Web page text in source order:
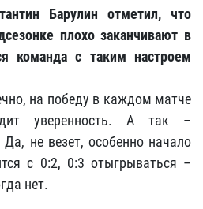
Барулин отметил, что
плохо заканчивают в
команда с таким настроем
на победу в каждом матче
уверенность. А так –
не везет, особенно начало
с 0:2, 0:3 отыгрываться –
нет.